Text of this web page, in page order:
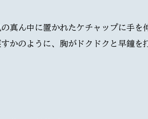
真ん中に置かれたケチャップに手を
かのように、胸がドクドクと早鐘を